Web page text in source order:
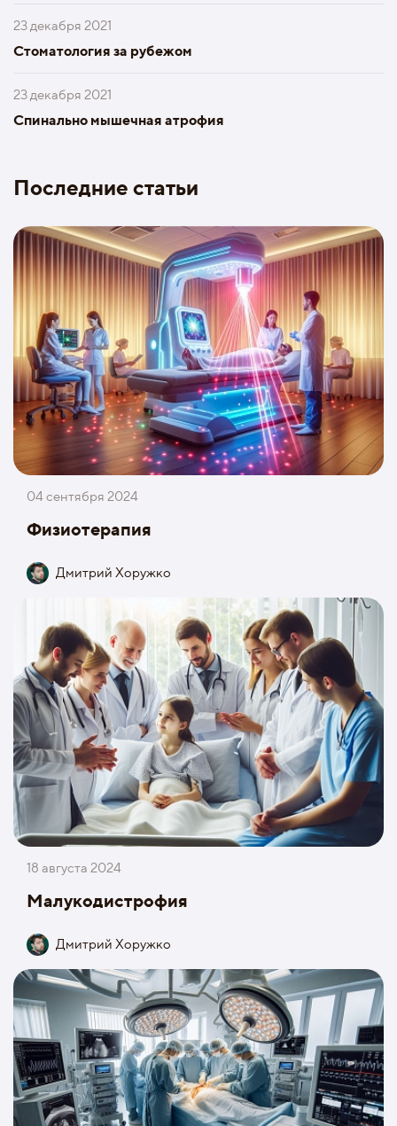
23 декабря 2021
Стоматология за рубежом
23 декабря 2021
Спинально мышечная атрофия
Последние статьи
04 сентября 2024
Физиотерапия
Дмитрий Хоружко
18 августа 2024
Малукодистрофия
Дмитрий Хоружко